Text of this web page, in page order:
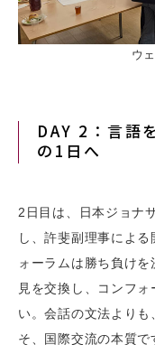
ウ
DAY 2：言語
の1日へ
2日目は、日本ジョナ
し、許斐副理事によ
ォーラムは勝ち負け
見を交換し、コンフ
い。会話の文法よりも
そ、国際交流の本質で